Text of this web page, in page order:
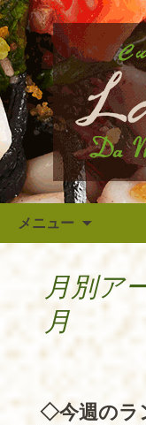
府中のイ
チェ』の
府中市、国
タリア料理
です。旬の
ュー・限定
アルバイト
情報まで幅
たします。
メニュー
月別ア
月
◇今週のラ